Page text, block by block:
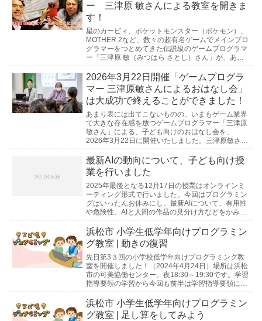
ー 三津原 敏さんによる教室を開きま
す！
星のカービィ、ポケットモンスター（ポケモン）、
MOTHER 2など、数々の超有名ゲームでメインプロ
グラマーをつとめてきた伝説級のゲームプログラマ
ー「三津原 敏（みつはら さとし）さん」が、あつ
プ...
2026年3月22日開催「ゲームプログラ
マー 三津原敏さんによるおはなし会」
は大成功で終えることができました！
あまり表には出てこないものの、いまもゲーム業界
で大きな存在感を放つゲームプログラマー「三津原
敏さん」による、子ども向けのおはなし会を、
2026年3月22日に開催いたしました。三津原敏さん
ームも関...
最新AIの動向について、子ども向け授
業を行いました
2025年最後となる12月17日の授業はオンラインミ
ーティング形式で行いました。今回はプログラミン
グはいったんお休みにし、最新AIについて、有用性
や危険性、AIと人間の作品の見分け方などをかみ砕
作...
浜松市 小学生低学年向けプログラミン
グ教室 | 動きの復習
先日第3３回の小学校低学年向けプログラミング教
室を開催しました！（2024年4月24日）場所は浜松
市の可美協働センター。夜18:30～19:30です。学習
指導要領の学習から今回も前半は学習指導要領にそ
浜松市 小学生低学年向けプログラミン
グ教室 | 足し算をしてみよう